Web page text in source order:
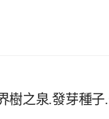
樹之泉.發芽種